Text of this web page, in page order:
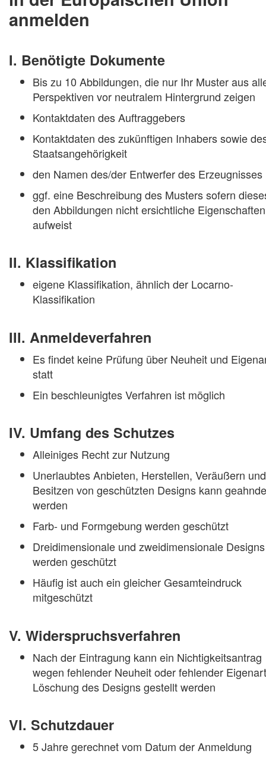
anmelden
I. Benötigte Dokumente
Bis zu 10 Abbildungen, die nur Ihr Muster aus
Perspektiven vor neutralem Hintergrund zeigen
Kontaktdaten des Auftraggebers
Kontaktdaten des zukünftigen Inhabers sowie
Staatsangehörigkeit
den Namen des/der Entwerfer des Erzeugnisses
ggf. eine Beschreibung des Musters sofern
den Abbildungen nicht ersichtliche Eigenschaften
aufweist
II. Klassifikation
eigene Klassifikation, ähnlich der Locarno-
Klassifikation
III. Anmeldeverfahren
Es findet keine Prüfung über Neuheit und
statt
Ein beschleunigtes Verfahren ist möglich
IV. Umfang des Schutzes
Alleiniges Recht zur Nutzung
Unerlaubtes Anbieten, Herstellen, Veräußern und
Besitzen von geschützten Designs kann
werden
Farb- und Formgebung werden geschützt
Dreidimensionale und zweidimensionale Designs
werden geschützt
Häufig ist auch ein gleicher Gesamteindruck
mitgeschützt
V. Widerspruchsverfahren
Nach der Eintragung kann ein Nichtigkeitsantrag
wegen fehlender Neuheit oder fehlender
Löschung des Designs gestellt werden
VI. Schutzdauer
5 Jahre gerechnet vom Datum der Anmeldung